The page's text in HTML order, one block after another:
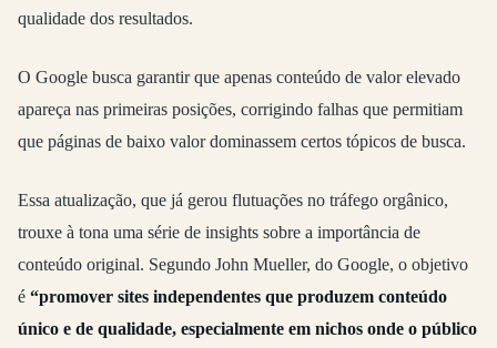
qualidade dos resultados.
O Google busca garantir que apenas conteúdo de valor elevado
apareça nas primeiras posições, corrigindo falhas que permitiam
que páginas de baixo valor dominassem certos tópicos de busca.
Essa atualização, que já gerou flutuações no tráfego orgânico,
trouxe à tona uma série de insights sobre a importância de
conteúdo original. Segundo John Mueller, do Google, o objetivo
é “promover sites independentes que produzem conteúdo
único e de qualidade, especialmente em nichos onde o público